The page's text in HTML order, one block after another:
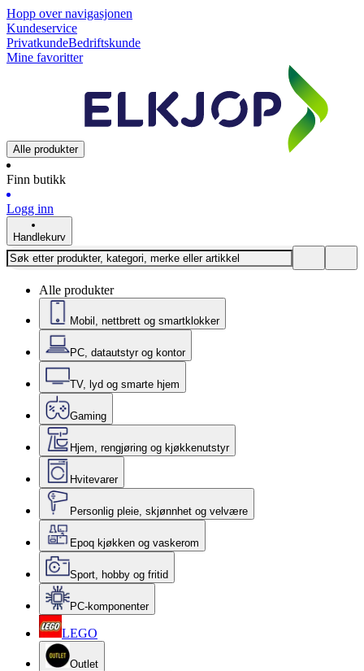
Hopp over navigasjonen
Kundeservice
PrivatkundeBedriftskunde
Mine favoritter
Alle produkter
Finn butikk
Logg inn
Handlekurv
Alle produkter
Mobil, nettbrett og smartklokker
PC, datautstyr og kontor
TV, lyd og smarte hjem
Gaming
Hjem, rengjøring og kjøkkenutstyr
Hvitevarer
Personlig pleie, skjønnhet og velvære
Epoq kjøkken og vaskerom
Sport, hobby og fritid
PC-komponenter
LEGO
Outlet